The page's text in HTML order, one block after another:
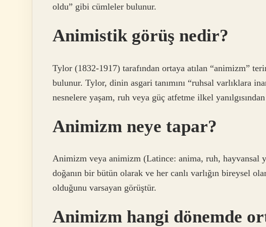
oldu” gibi cümleler bulunur.
Animistik görüş nedir?
Tylor (1832-1917) tarafından ortaya atılan “animizm”
bulunur. Tylor, dinin asgari tanımını “ruhsal varlıklara
nesnelere yaşam, ruh veya güç atfetme ilkel
Animizm neye tapar?
Animizm veya animizm (Latince: anima, ruh, hayvansal
doğanın bir bütün olarak ve her canlı varlığın bireysel
olduğunu varsayan görüştür.
Animizm hangi dönemde